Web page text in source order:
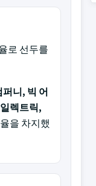
로 선두를
니, 빅 어
렉트릭,
을 차지했